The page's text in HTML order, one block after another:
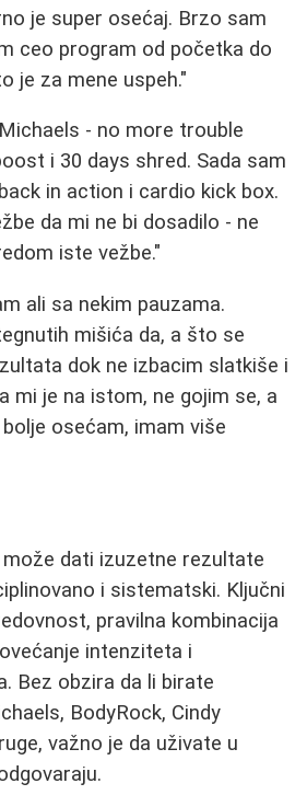
je super osećaj. Brzo sam
ceo program od početka do
je za mene uspeh."
- no more trouble
i 30 days shred. Sada sam
in action i cardio kick box.
da mi ne bi dosadilo - ne
iste vežbe."
ali sa nekim pauzama.
mišića da, a što se
dok ne izbacim slatkiše i
mi je na istom, ne gojim se, a
osećam, imam više
dati izuzetne rezultate
i sistematski. Ključni
pravilna kombinacija
intenziteta i
Bez obzira da li birate
BodyRock, Cindy
važno je da uživate u